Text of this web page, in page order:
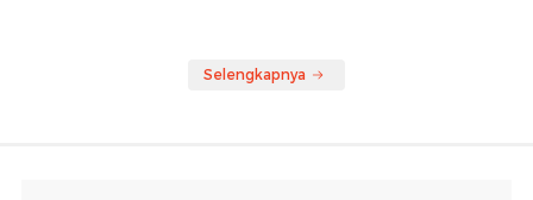
Selengkapnya